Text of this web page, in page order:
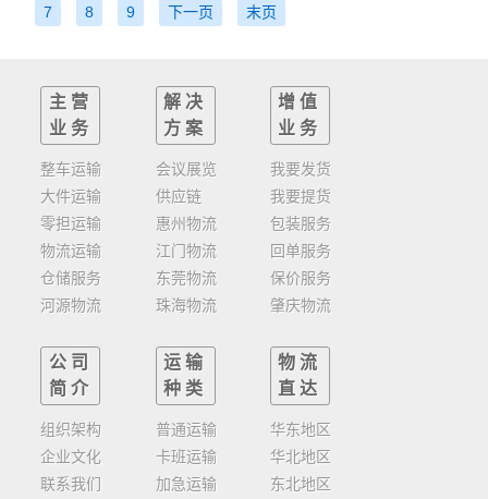
7 8 9 下一页 末页
主营
业务
整车运输
大件运输
零担运输
物流运输
仓储服务
河源物流
解决
方案
会议展览
供应链
惠州物流
江门物流
东莞物流
珠海物流
增值
业务
我要发货
我要提货
包装服务
回单服务
保价服务
肇庆物流
公司
简介
组织架构
企业文化
联系我们
运输
种类
普通运输
卡班运输
加急运输
物流
直达
华东地区
华北地区
东北地区